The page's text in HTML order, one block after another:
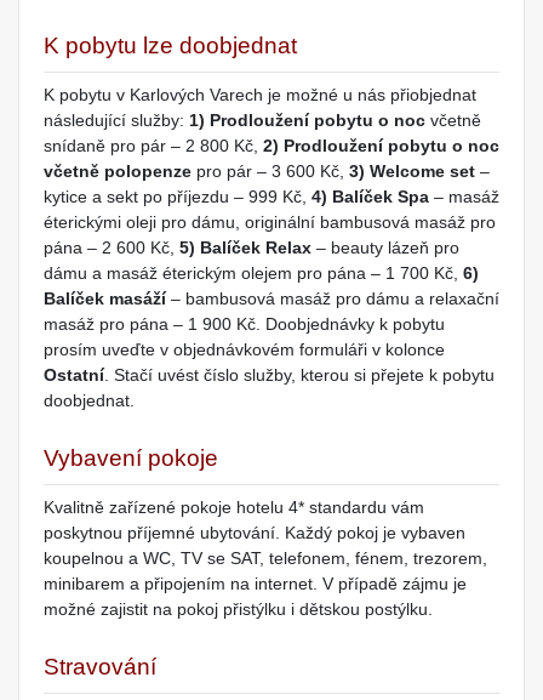
K pobytu lze doobjednat
K pobytu v Karlových Varech je možné u nás přiobjednat
následující služby: 1) Prodloužení pobytu o noc včetně
snídaně pro pár – 2 800 Kč, 2) Prodloužení pobytu o noc
včetně polopenze pro pár – 3 600 Kč, 3) Welcome set –
kytice a sekt po příjezdu – 999 Kč, 4) Balíček Spa – masáž
éterickými oleji pro dámu, originální bambusová masáž pro
pána – 2 600 Kč, 5) Balíček Relax – beauty lázeň pro
dámu a masáž éterickým olejem pro pána – 1 700 Kč, 6)
Balíček masáží– bambusová masáž pro dámu a relaxační
masáž pro pána – 1 900 Kč. Doobjednávky k pobytu
prosím uveďte v objednávkovém formuláři v kolonce
Ostatní. Stačí uvést číslo služby, kterou si přejete k pobytu
doobjednat.
Vybavení pokoje
Kvalitně zařízené pokoje hotelu 4* standardu vám
poskytnou příjemné ubytování. Každý pokoj je vybaven
koupelnou a WC, TV se SAT, telefonem, fénem, trezorem,
minibarem a připojením na internet. V případě zájmu je
možné zajistit na pokoj přistýlku i dětskou postýlku.
Stravování